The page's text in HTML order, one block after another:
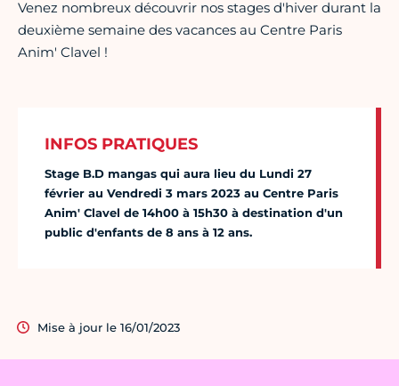
Venez nombreux découvrir nos stages d'hiver durant la
deuxième semaine des vacances au Centre Paris
Anim' Clavel !
INFOS PRATIQUES
Stage B.D mangas qui aura lieu du Lundi 27
février au Vendredi 3 mars 2023 au Centre Paris
Anim' Clavel de 14h00 à 15h30 à destination d'un
public d'enfants de 8 ans à 12 ans.
Mise à jour le 16/01/2023